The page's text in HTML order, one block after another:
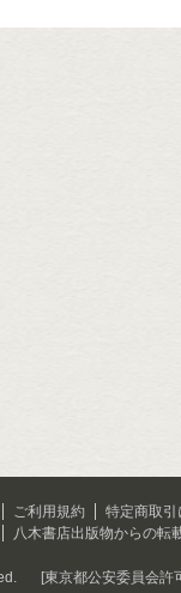
ご利用規約
特定商取
八木書店出版物からの転
[東京都公安委員会